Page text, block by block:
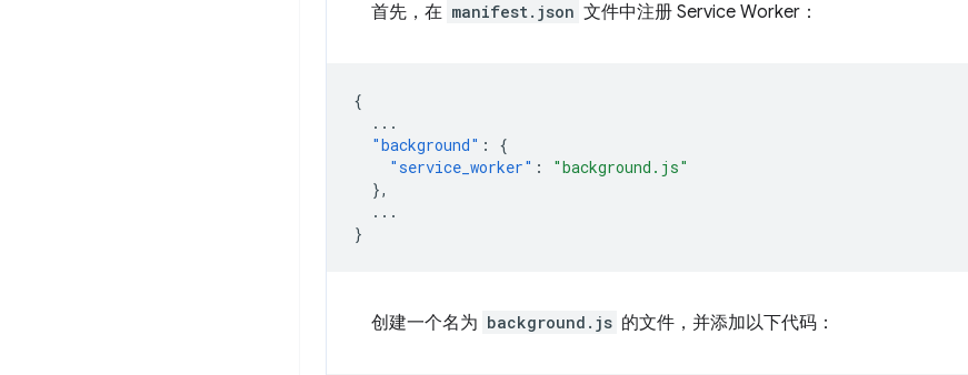
首先，在 manifest.json 文件中注册 Service Worker：
{
...
"background" :
{
"service_worker" :
"background.js"
},
...
}
创建一个名为 background.js 的文件，并添加以下代码：